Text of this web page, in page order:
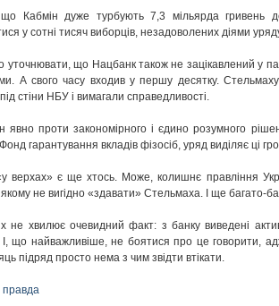
Кабмін дуже турбують 7,3 мільярда гривень
у сотні тисяч виборців, незадоволених діями
уточнювати, що Нацбанк також не зацікавлений у
А свого часу входив у першу десятку.
стіни НБУ і вимагали справедливості.
явно проти закономірного і єдино розумного
гарантування вкладів фізосіб, уряд виділяє ці
верхах» є ще хтось. Може, колишнє правління
не вигідно «здавати» Стельмаха. І ще багато-
не хвилює очевидний факт: з банку виведені
що найважливіше, не боятися про це говорити,
підряд просто нема з чим звідти втікати.
правда